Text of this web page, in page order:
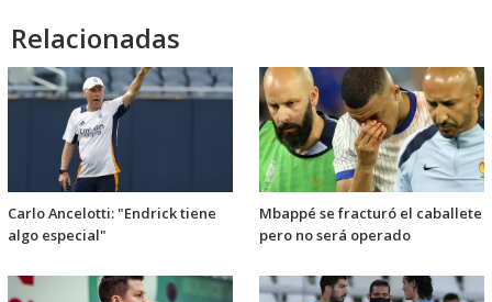
Relacionadas
Carlo Ancelotti: "Endrick tiene
algo especial"
Mbappé se fracturó el caballete
pero no será operado